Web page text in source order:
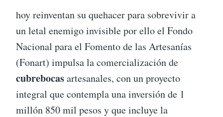
hoy reinventan su quehacer para sobrevivir a
un letal enemigo invisible por ello el Fondo
Nacional para el Fomento de las Artesanías
(Fonart) impulsa la comercialización de
cubrebocasartesanales, con un proyecto
integral que contempla una inversión de 1
millón 850 mil pesos y que incluye la